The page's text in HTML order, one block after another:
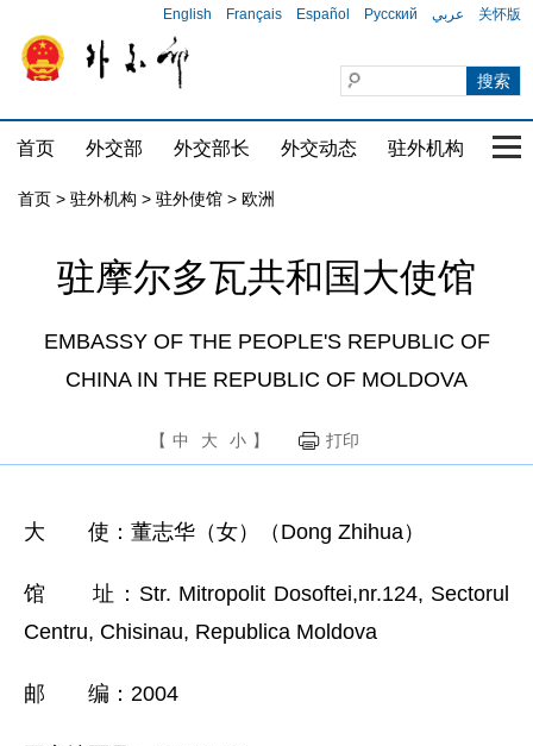
English Français Español Русский عربي 关怀版
首页 外交部 外交部长 外交动态 驻外机构 国
首页 > 驻外机构 > 驻外使馆 > 欧洲
驻摩尔多瓦共和国大使馆
EMBASSY OF THE PEOPLE'S REPUBLIC OF
CHINA IN THE REPUBLIC OF MOLDOVA
【 中 大 小 】 打印
大 使：董志华（女）（Dong Zhihua）
馆 址：Str. Mitropolit Dosoftei,nr.124, Sectorul
Centru, Chisinau, Republica Moldova
邮 编：2004